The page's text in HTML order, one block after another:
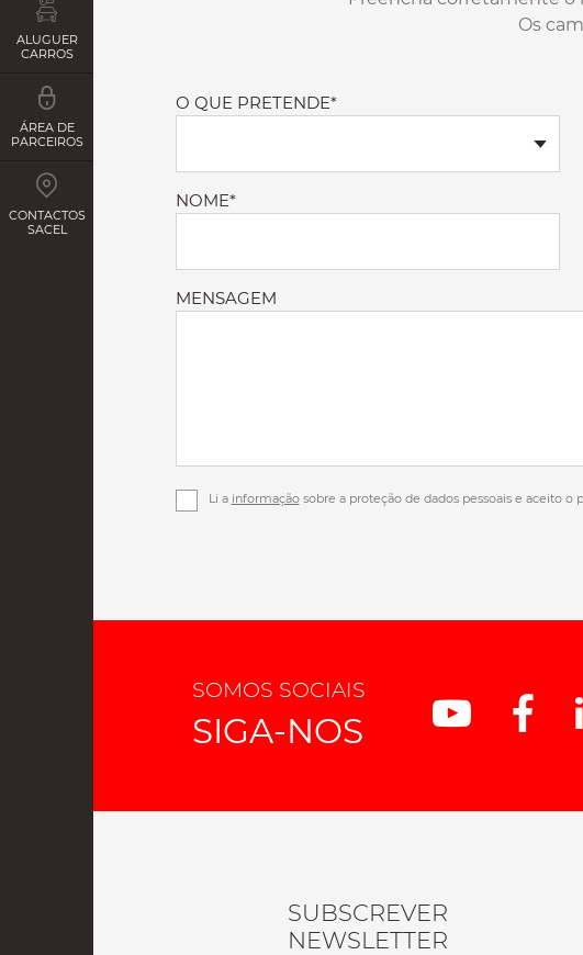
ALUGUER
CARROS
ÁREA DE
PARCEIROS
CONTACTOS
SACEL
Os
O QUE PRETENDE*
NOME*
MENSAGEM
Li a informaçãosobre a proteção de dados pessoais e aceito o
SOMOS SOCIAIS
SIGA-NOS
SUBSCREVER
NEWSLETTER